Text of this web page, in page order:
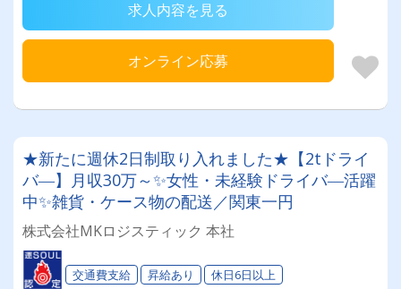
求人内容を見る
オンライン応募
★新たに週休2日制取り入れました★【2tドライ
バ―】月収30万～✨女性・未経験ドライバ―活躍
中✨雑貨・ケース物の配送／関東一円
株式会社MKロジスティック 本社
交通費支給 昇給あり 休日6日以上